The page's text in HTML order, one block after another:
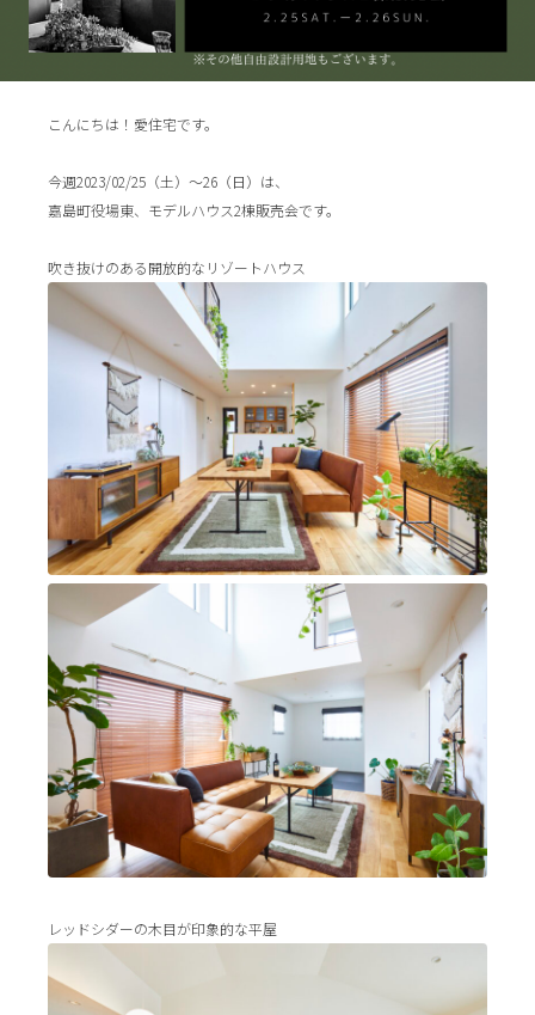
こんにちは！愛住宅です。
今週2023/02/25（土）～26（日）は、
嘉島町役場東、モデルハウス2棟販売会です。
吹き抜けのある開放的なリゾートハウス
レッドシダーの木目が印象的な平屋